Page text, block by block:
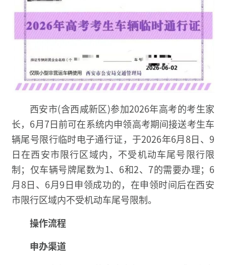
西安市(含西咸新区)参加2026年高考的考生家
长，6月7日前可在系统内申领高考期间接送考生车
辆尾号限行临时电子通行证，于2026年6月8日、9
日在西安市限行区域内，不受机动车尾号限行限
制；仅车辆号牌尾数为1、6和2、7的需要办理；6
月8日、6月9日申领成功的，在申领时间后在西安
市限行区域内不受机动车尾号限制。
操作流程
申办渠道